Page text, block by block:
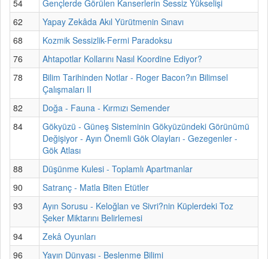
54
Gençlerde Görülen Kanserlerin Sessiz Yükselişi
62
Yapay Zekâda Akıl Yürütmenin Sınavı
68
Kozmik Sessizlik-Fermi Paradoksu
76
Ahtapotlar Kollarını Nasıl Koordine Ediyor?
78
Bilim Tarihinden Notlar - Roger Bacon?ın Bilimsel
Çalışmaları II
82
Doğa - Fauna - Kırmızı Semender
84
Gökyüzü - Güneş Sisteminin Gökyüzündeki Görünümü
Değişiyor - Ayın Önemli Gök Olayları - Gezegenler -
Gök Atlası
88
Düşünme Kulesi - Toplamlı Apartmanlar
90
Satranç - Matla Biten Etütler
93
Ayın Sorusu - Keloğlan ve Sivri?nin Küplerdeki Toz
Şeker Miktarını Belirlemesi
94
Zekâ Oyunları
96
Yayın Dünyası - Beslenme Bilimi